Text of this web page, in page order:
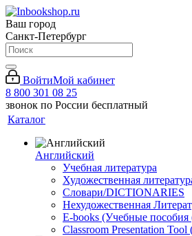
Ваш город
Санкт-Петербург
ВойтиМой кабинет
8 800 301 08 25
звонок по России бесплатный
Каталог
Английский
Учебная литература
Художественная
Словари/DICTIONARIES
Нехудожественная
E-books (Учебные
Classroom Presentation Tool